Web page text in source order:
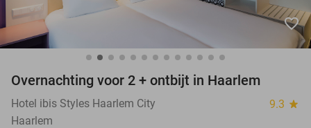
favorite_border
Overnachting voor 2 + ontbijt in Haarlem
Hotel ibis Styles Haarlem City 9.3 star
Haarlem